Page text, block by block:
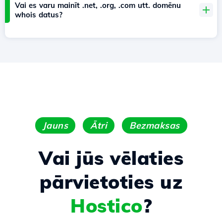
Vai es varu mainīt .net, .org, .com utt. domēnu
whois datus?
Jauns Ātri Bezmaksas
Vai jūs vēlaties
pārvietoties uz
Hostico?